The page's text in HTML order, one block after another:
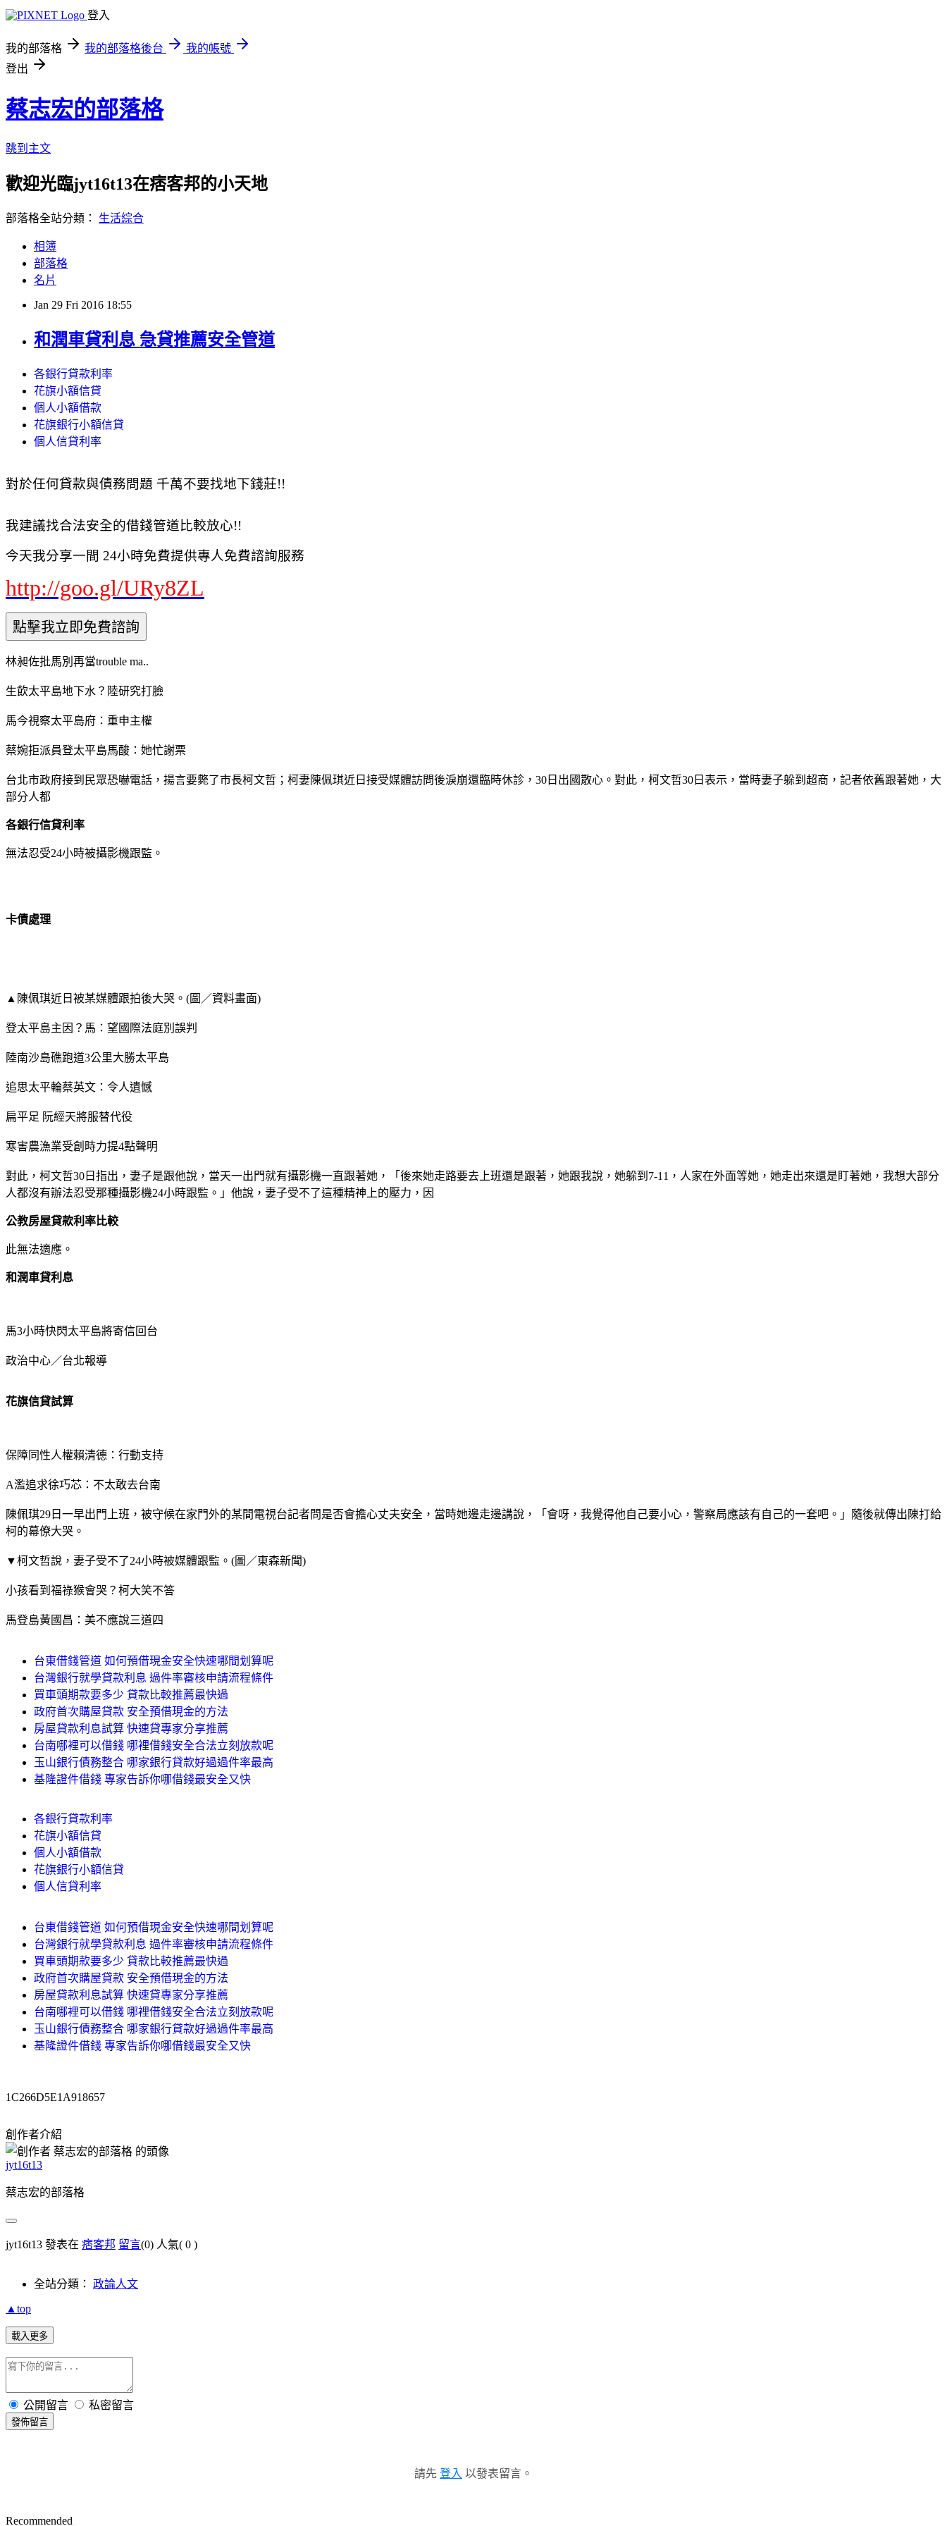
登入
我的部落格 我的部落格後台
我的帳號
登出
蔡志宏的部落格
跳到主文
歡迎光臨jyt16t13在痞客邦的小天地
部落格全站分類： 生活綜合
相簿
部落格
名片
Jan 29 Fri 2016 18:55
和潤車貸利息 急貸推薦安全管道
各銀行貸款利率
花旗小額信貸
個人小額借款
花旗銀行小額信貸
個人信貸利率
對於任何貸款與債務問題 千萬不要找地下錢莊!!
我建議找合法安全的借錢管道比較放心!!
今天我分享一間 24小時免費提供專人免費諮詢服務
http://goo.gl/URy8ZL
林昶佐批馬別再當trouble ma..
生飲太平島地下水？陸研究打臉
馬今視察太平島府：重申主權
蔡婉拒派員登太平島馬酸：她忙謝票
台北市政府接到民眾恐嚇電話，揚言要斃了市長柯文哲；柯妻陳佩琪近日接受媒體訪問後淚崩還臨時休診，30日出國散心。對此，柯文哲30日表示，當時妻子躲到超商，記者依舊跟著她，大
部分人都
各銀行信貸利率
無法忍受24小時被攝影機跟監。
卡債處理
▲陳佩琪近日被某媒體跟拍後大哭。(圖／資料畫面)
登太平島主因？馬：望國際法庭別誤判
陸南沙島礁跑道3公里大勝太平島
追思太平輪蔡英文：令人遺憾
扁平足 阮經天將服替代役
寒害農漁業受創時力提4點聲明
對此，柯文哲30日指出，妻子是跟他說，當天一出門就有攝影機一直跟著她，「後來她走路要去上班還是跟著，她跟我說，她躲到7-11，人家在外面等她，她走出來還是盯著她，我想大部分
人都沒有辦法忍受那種攝影機24小時跟監。」他說，妻子受不了這種精神上的壓力，因
公教房屋貸款利率比較
此無法適應。
和潤車貸利息
馬3小時快閃太平島將寄信回台
政治中心／台北報導
花旗信貸試算
保障同性人權賴清德：行動支持
A濫追求徐巧芯：不太敢去台南
陳佩琪29日一早出門上班，被守候在家門外的某間電視台記者問是否會擔心丈夫安全，當時她邊走邊講說，「會呀，我覺得他自己要小心，警察局應該有自己的一套吧。」隨後就傳出陳打給
柯的幕僚大哭。
▼柯文哲說，妻子受不了24小時被媒體跟監。(圖／東森新聞)
小孩看到福祿猴會哭？柯大笑不答
馬登島黃國昌：美不應說三道四
台東借錢管道 如何預借現金安全快速哪間划算呢
台灣銀行就學貸款利息 過件率審核申請流程條件
買車頭期款要多少 貸款比較推薦最快過
政府首次購屋貸款 安全預借現金的方法
房屋貸款利息試算 快速貸專家分享推薦
台南哪裡可以借錢 哪裡借錢安全合法立刻放款呢
玉山銀行債務整合 哪家銀行貸款好過過件率最高
基隆證件借錢 專家告訴你哪借錢最安全又快
各銀行貸款利率
花旗小額信貸
個人小額借款
花旗銀行小額信貸
個人信貸利率
台東借錢管道 如何預借現金安全快速哪間划算呢
台灣銀行就學貸款利息 過件率審核申請流程條件
買車頭期款要多少 貸款比較推薦最快過
政府首次購屋貸款 安全預借現金的方法
房屋貸款利息試算 快速貸專家分享推薦
台南哪裡可以借錢 哪裡借錢安全合法立刻放款呢
玉山銀行債務整合 哪家銀行貸款好過過件率最高
基隆證件借錢 專家告訴你哪借錢最安全又快
1C266D5E1A918657
創作者介紹
jyt16t13
蔡志宏的部落格
jyt16t13 發表在 痞客邦 留言(0) 人氣( 0 )
全站分類： 政論人文
▲top
載入更多
公開留言 私密留言
發佈留言
請先 登入 以發表留言。
Recommended